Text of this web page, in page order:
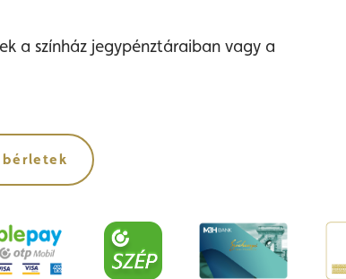
a színház jegypénztáraiban vagy a